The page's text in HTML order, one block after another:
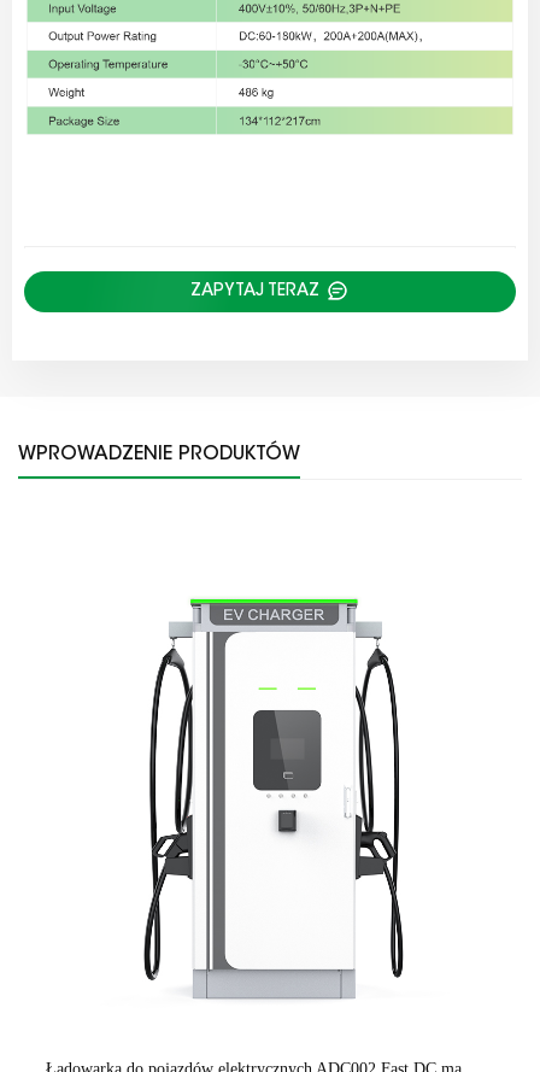
ZAPYTAJ TERAZ
WPROWADZENIE PRODUKTÓW